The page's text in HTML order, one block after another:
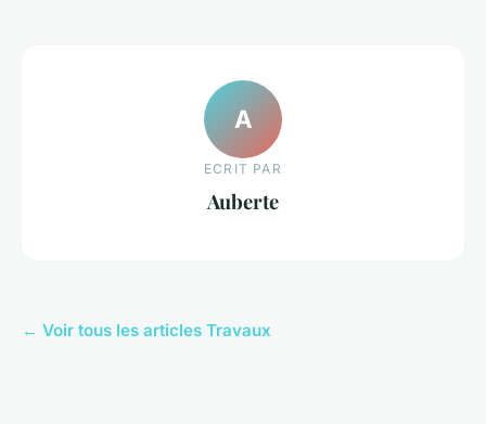
A
ECRIT PAR
Auberte
← Voir tous les articles Travaux